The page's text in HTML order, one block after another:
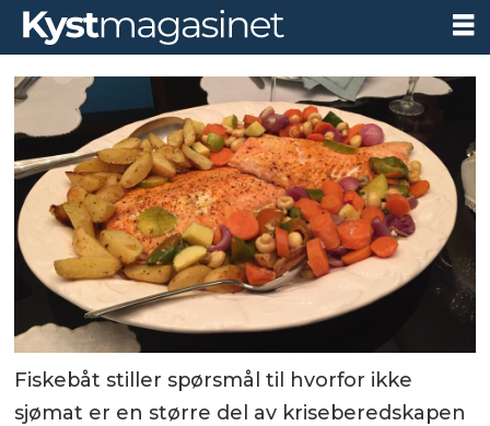
Fiskebåt stiller spørsmål til hvorfor ikke
sjømat er en større del av kriseberedskapen